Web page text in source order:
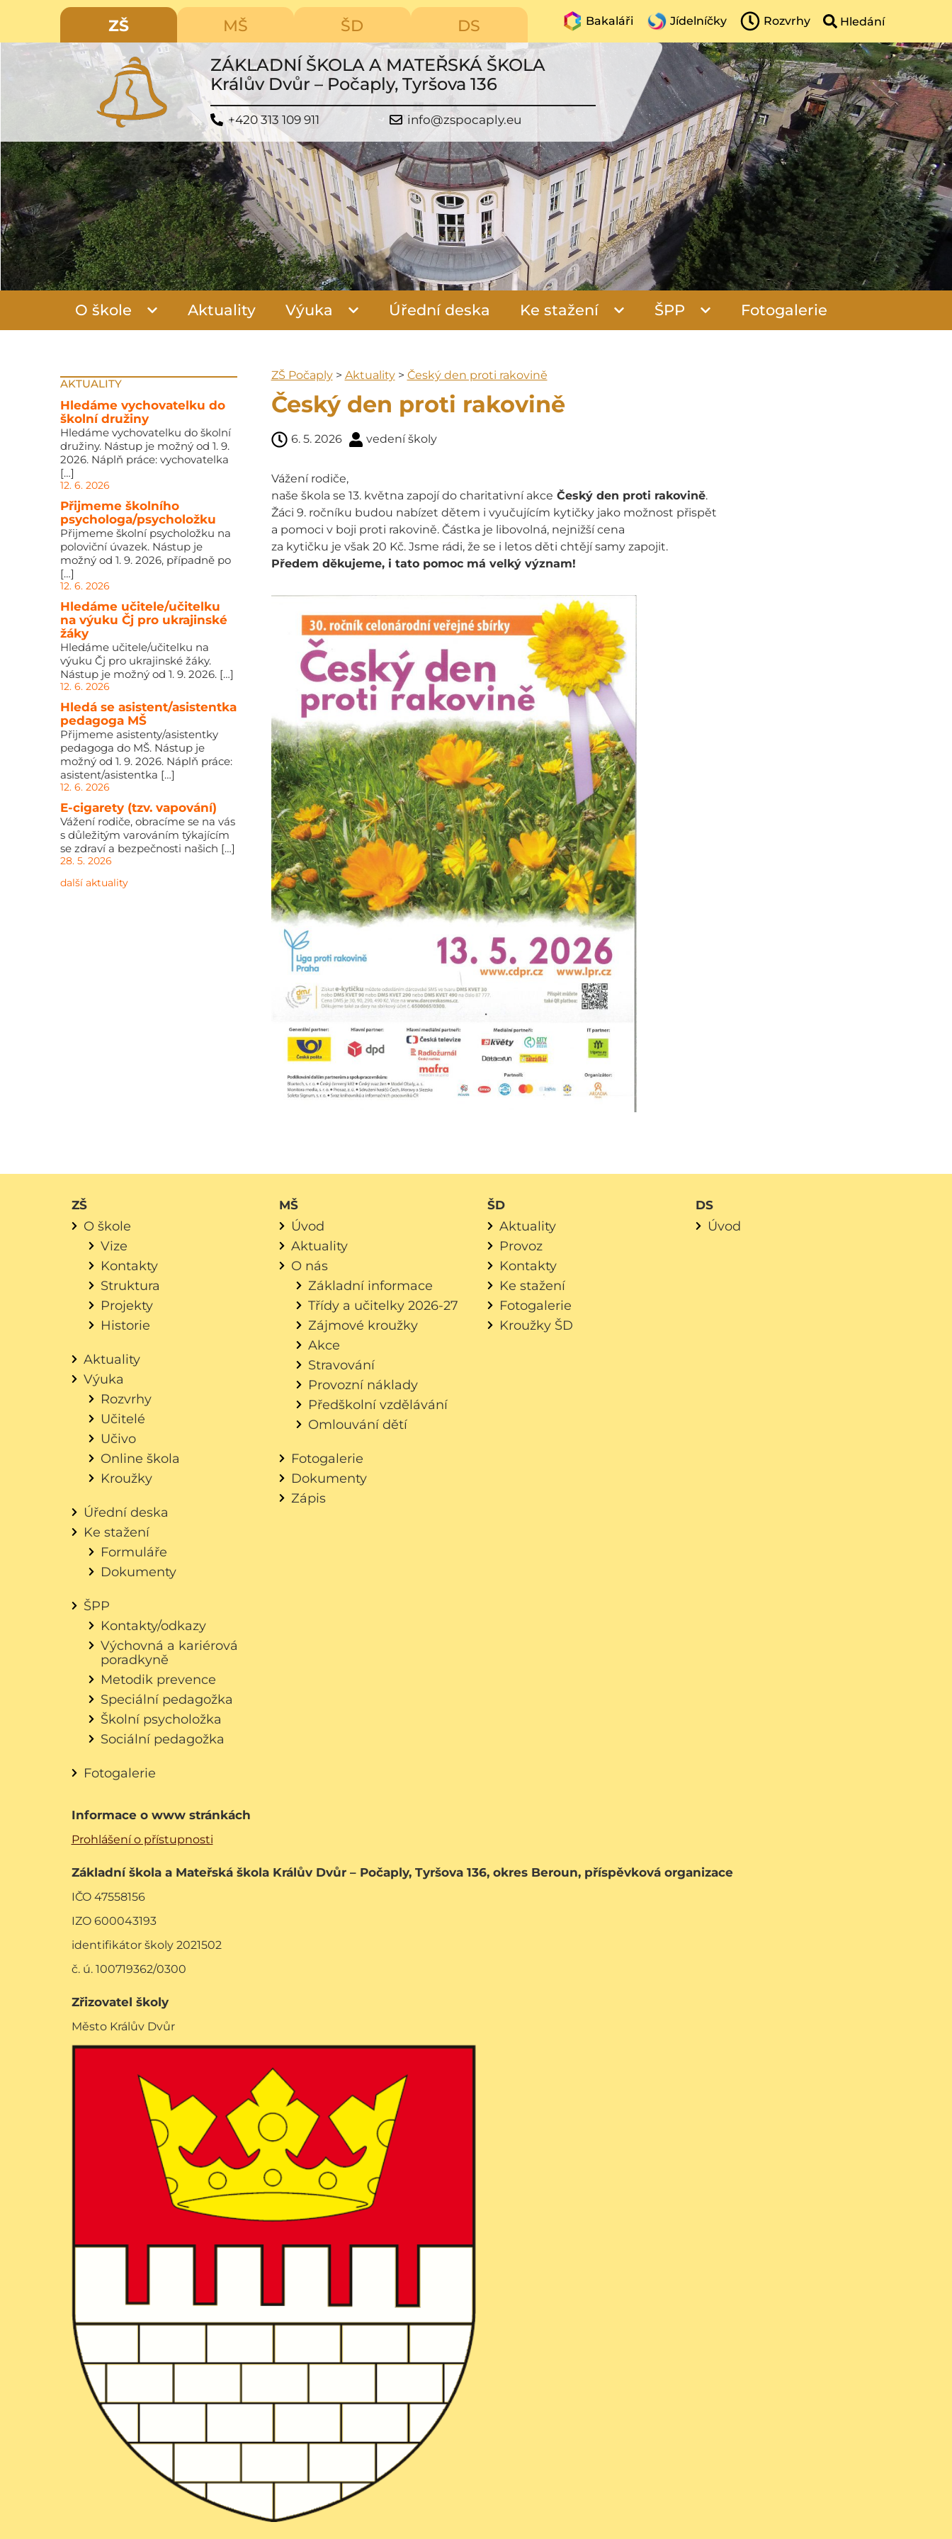
ZŠ MŠ ŠD DS Bakaláři Jídelníčky Rozvrhy
ZÁKLADNÍ ŠKOLA A MATEŘSKÁ ŠKOLA
Králův Dvůr – Počaply, Tyršova 136
+420 313 109 911 info@zspocaply.eu
O škole Aktuality Výuka Úřední deska Ke stažení ŠPP Fotogalerie
AKTUALITY
Hledáme vychovatelku do
školní družiny
Hledáme vychovatelku do školní
družiny. Nástup je možný od 1. 9.
2026. Náplň práce: vychovatelka
[…]
12. 6. 2026
Přijmeme školního
psychologa/psycholožku
Přijmeme školní psycholožku na
poloviční úvazek. Nástup je
možný od 1. 9. 2026, případně po
[…]
12. 6. 2026
Hledáme učitele/učitelku
na výuku Čj pro ukrajinské
žáky
Hledáme učitele/učitelku na
výuku Čj pro ukrajinské žáky.
Nástup je možný od 1. 9. 2026. […]
12. 6. 2026
Hledá se asistent/asistentka
pedagoga MŠ
Přijmeme asistenty/asistentky
pedagoga do MŠ. Nástup je
možný od 1. 9. 2026. Náplň práce:
asistent/asistentka […]
12. 6. 2026
E-cigarety (tzv. vapování)
Vážení rodiče, obracíme se na vás
s důležitým varováním týkajícím
se zdraví a bezpečnosti našich […]
28. 5. 2026
další aktuality
ZŠ Počaply> Aktuality> Český den proti rakovině
Český den proti rakovině
6. 5. 2026 vedení školy
Vážení rodiče,
naše škola se 13. května zapojí do charitativní akce Český den proti rakovině.
Žáci 9. ročníku budou nabízet dětem i vyučujícím kytičky jako možnost přispět
a pomoci v boji proti rakovině. Částka je libovolná, nejnižší cena
za kytičku je však 20 Kč. Jsme rádi, že se i letos děti chtějí samy zapojit.
Předem děkujeme, i tato pomoc má velký význam!
ZŠ
O škole
Vize
Kontakty
Struktura
Projekty
Historie
Aktuality
Výuka
Rozvrhy
Učitelé
Učivo
Online škola
Kroužky
Úřední deska
Ke stažení
Formuláře
Dokumenty
ŠPP
Kontakty/odkazy
Výchovná a kariérová
poradkyně
Metodik prevence
Speciální pedagožka
Školní psycholožka
Sociální pedagožka
Fotogalerie
MŠ
Úvod
Aktuality
O nás
Základní informace
Třídy a učitelky 2026-27
Zájmové kroužky
Akce
Stravování
Provozní náklady
Předškolní vzdělávání
Omlouvání dětí
Fotogalerie
Dokumenty
Zápis
ŠD
Aktuality
Provoz
Kontakty
Ke stažení
Fotogalerie
Kroužky ŠD
DS
Úvod
Informace o www stránkách
Prohlášení o přístupnosti
Základní škola a Mateřská škola Králův Dvůr – Počaply, Tyršova 136, okres Beroun, příspěvková organizace
IČO 47558156
IZO 600043193
identifikátor školy 2021502
č. ú. 100719362/0300
Zřizovatel školy
Město Králův Dvůr